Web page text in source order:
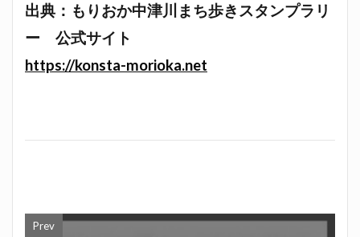
出典：もりおか中津川まち歩きスタンプラリ
ー 公式サイト
https://konsta-morioka.net
Prev